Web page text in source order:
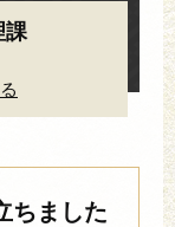
課
ちました